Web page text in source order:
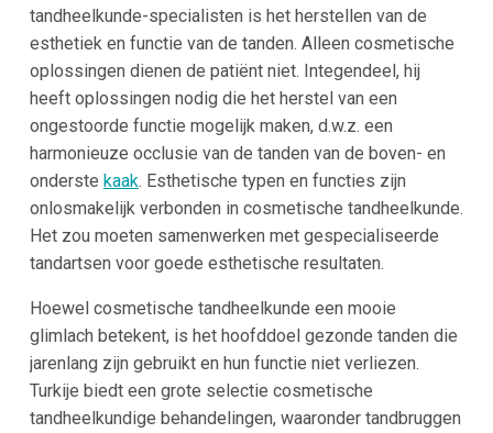
tandheelkunde-specialisten is het herstellen van de
esthetiek en functie van de tanden. Alleen cosmetische
oplossingen dienen de patiënt niet. Integendeel, hij
heeft oplossingen nodig die het herstel van een
ongestoorde functie mogelijk maken, d.w.z. een
harmonieuze occlusie van de tanden van de boven- en
onderste kaak. Esthetische typen en functies zijn
onlosmakelijk verbonden in cosmetische tandheelkunde.
Het zou moeten samenwerken met gespecialiseerde
tandartsen voor goede esthetische resultaten.
Hoewel cosmetische tandheelkunde een mooie
glimlach betekent, is het hoofddoel gezonde tanden die
jarenlang zijn gebruikt en hun functie niet verliezen.
Turkije biedt een grote selectie cosmetische
tandheelkundige behandelingen, waaronder tandbruggen